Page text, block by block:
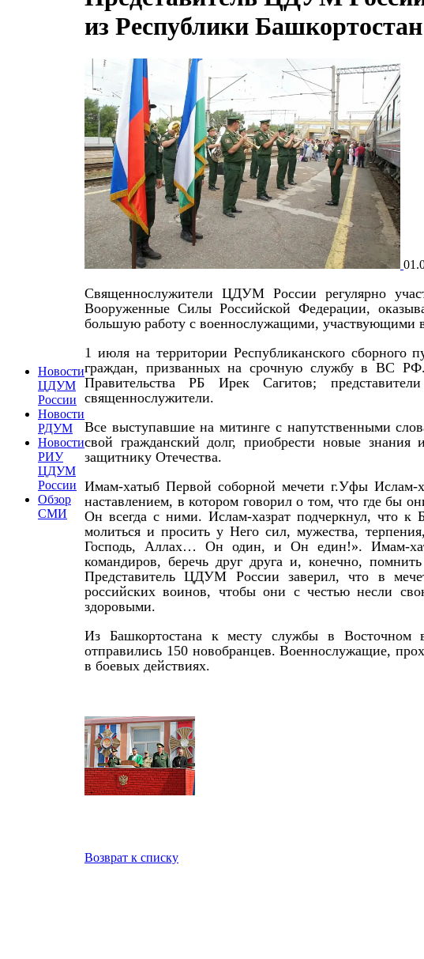
Новости
ЦДУМ
России
Новости
РДУМ
Новости
РИУ
ЦДУМ
России
Обзор
СМИ
из Республики Башкортостан
Священнослужители ЦДУМ России регулярно
Вооруженные Силы Российской Федерации,
большую работу с военнослужащими, участвующими
1 июля на территории Республиканского сборного
граждан, призванных на срочную службу в ВС
Правительства РБ Ирек Сагитов;
священнослужители.
Все выступавшие на митинге с напутственными
свой гражданский долг, приобрести новые
защитнику Отечества.
Имам-хатыб Первой соборной мечети г.Уфы Ислам-
наставлением, в котором говорил о том, что где бы
Он всегда с ними. Ислам-хазрат подчеркнул, что
молиться и просить у Него сил, мужества,
Господь, Аллах… Он один, и Он един!». Имам-
командиров, беречь друг друга и, конечно,
Представитель ЦДУМ России заверил, что в
российских воинов, чтобы они с честью несли
здоровыми.
Из Башкортостана к месту службы в Восточном
отправились 150 новобранцев. Военнослужащие,
в боевых действиях.
Возврат к списку